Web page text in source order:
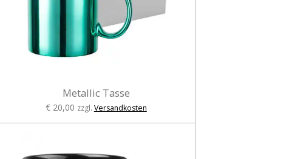
Metallic Tasse
€ 20,00 zzgl. Versandkosten